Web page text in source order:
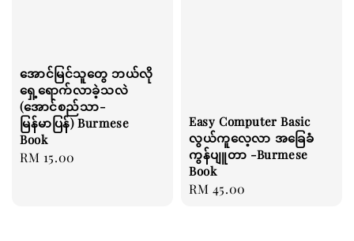
အောင်မြင်သူတွေ ဘယ်လို
ရှေ့ရောက်လာခဲ့သလဲ
(အောင်စည်သာ-
မြန်မာပြန်) Burmese
Book
Regular
RM 15.00
Easy Computer Basic
လွယ်ကူလေ့လာ အခြေခံ
ကွန်ပျူတာ -Burmese
Book
Regular
RM 45.00